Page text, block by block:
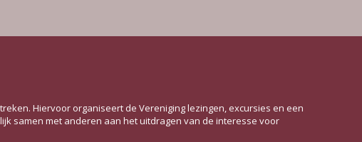
Hiervoor organiseert de Vereniging lezingen, excursies en een
samen met anderen aan het uitdragen van de interesse voor